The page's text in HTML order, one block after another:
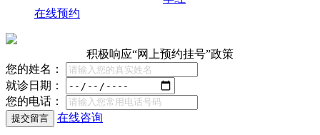
在线预约
积极响应“网上预约挂号”政策
您的姓名：
就诊日期：
您的电话：
在线咨询